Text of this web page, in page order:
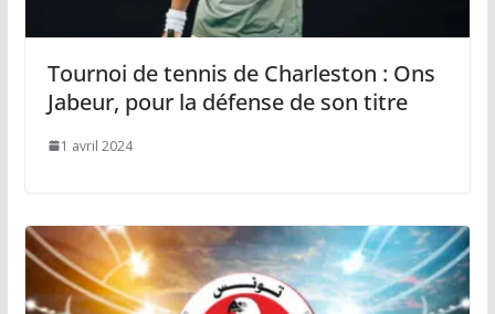
Tournoi de tennis de Charleston : Ons
Jabeur, pour la défense de son titre
1 avril 2024